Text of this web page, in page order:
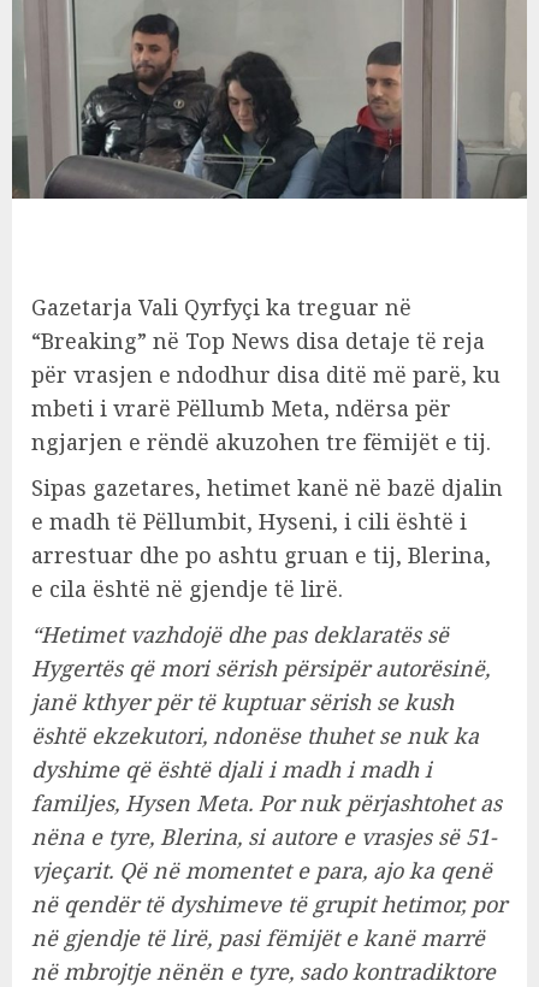
Gazetarja Vali Qyrfyçi ka treguar në
“Breaking” në Top News disa detaje të reja
për vrasjen e ndodhur disa ditë më parë, ku
mbeti i vrarë Pëllumb Meta, ndërsa për
ngjarjen e rëndë akuzohen tre fëmijët e tij.
Sipas gazetares, hetimet kanë në bazë djalin
e madh të Pëllumbit, Hyseni, i cili është i
arrestuar dhe po ashtu gruan e tij, Blerina,
e cila është në gjendje të lirë.
“Hetimet vazhdojë dhe pas deklaratës së
Hygertës që mori sërish përsipër autorësinë,
janë kthyer për të kuptuar sërish se kush
është ekzekutori, ndonëse thuhet se nuk ka
dyshime që është djali i madh i madh i
familjes, Hysen Meta. Por nuk përjashtohet as
nëna e tyre, Blerina, si autore e vrasjes së 51-
vjeçarit. Që në momentet e para, ajo ka qenë
në qendër të dyshimeve të grupit hetimor, por
në gjendje të lirë, pasi fëmijët e kanë marrë
në mbrojtje nënën e tyre, sado kontradiktore